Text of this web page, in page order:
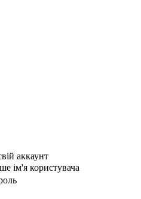
аккаунт
ім'я користувача